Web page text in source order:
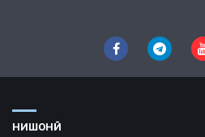
НИШОНӢ